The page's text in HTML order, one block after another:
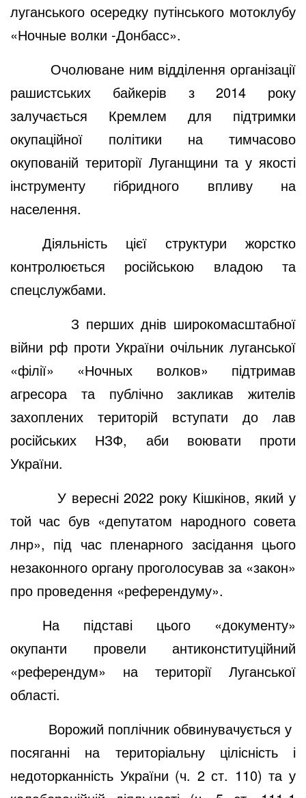
луганського осередку путінського мотоклубу
«Ночные волки -Донбасс».
Очолюване ним відділення організації
рашистських байкерів з 2014 року
залучається Кремлем для підтримки
окупаційної політики на тимчасово
окупованій території Луганщини та у якості
інструменту гібридного впливу на
населення.
Діяльність цієї структури жорстко
контролюється російською владою та
спецслужбами.
З перших днів широкомасштабної
війни рф проти України очільник луганської
«філії» «Ночных волков» підтримав
агресора та публічно закликав жителів
захоплених територій вступати до лав
російських НЗФ, аби воювати проти
України.
У вересні 2022 року Кішкінов, який у
той час був «депутатом народного совета
лнр», під час пленарного засідання цього
незаконного органу проголосував за «закон»
про проведення «референдуму».
На підставі цього «документу»
окупанти провели антиконституційний
«референдум» на території Луганської
області.
Ворожий поплічник обвинувачується у
посяганні на територіальну цілісність і
недоторканність України (ч. 2 ст. 110) та у